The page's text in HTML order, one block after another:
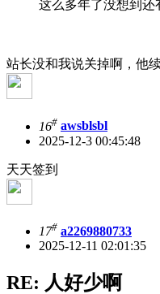
这么多年了没想到还
站长没和我说关掉啊，他
16# awsblsbl
2025-12-3 00:45:48
天天签到
17# a2269880733
2025-12-11 02:01:35
RE: 人好少啊